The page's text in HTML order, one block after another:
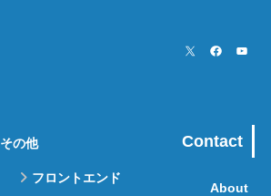
その他
フロントエンド
Contact
About